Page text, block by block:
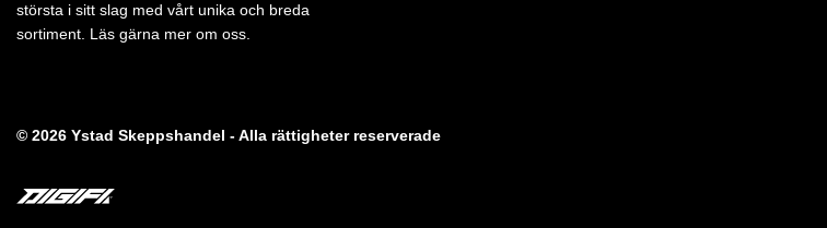
största i sitt slag med vårt unika och breda
sortiment. Läs gärna mer om oss.
© 2026 Ystad Skeppshandel - Alla rättigheter reserverade